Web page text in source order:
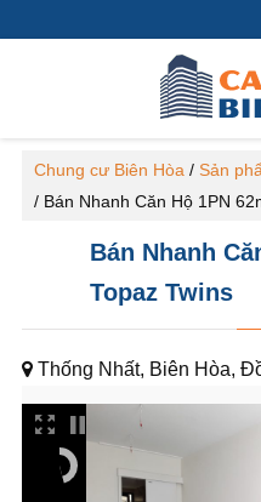
Chung cư Biên Hòa / Sản
/ Bán Nhanh Căn Hộ 1PN
Bán Nhanh
Topaz Twins
Thống Nhất, Biên Hòa,